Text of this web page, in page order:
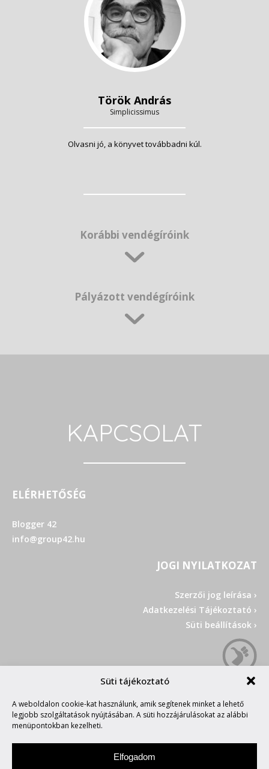
Süti tájékoztató
A weboldalon cookie-kat használunk, amik segítenek minket a lehető
legjobb szolgáltatások nyújtásában. A süti hozzájárulásokat az alábbi
menüpontokban kezelheti.
Elfogadom
Török András
Simplicissimus
Olvasni jó, a könyvet továbbadni kúl.
Korábbi vendégíróink
Pályázott vendégíróink
KAPCSOLAT
ELÉRHETŐSÉG
Blogger 42
info@group42.hu
JOGI NYILATKOZAT
Szerzői jog leírása ›
Adatkezelési Tájékoztató ›
Süti beállítások ›